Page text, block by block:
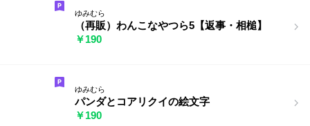
ゆみむら
（再販）わんこなやつら5【返事・相槌】
￥190
ゆみむら
パンダとコアリクイの絵文字
￥190